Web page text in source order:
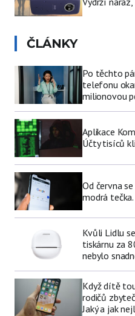
ČLÁNKY
Po těchto
telefonu
milionovou
Aplikace
Účty tisíců
Od června
modrá
Kvůli Lidlu
tiskárnu za
nebylo
Když dítě
rodičů
Jaký a jak